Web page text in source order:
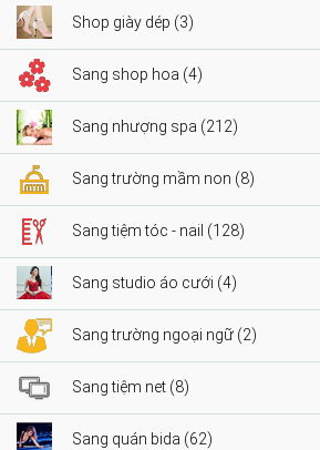
Shop giày dép (3)
Sang shop hoa (4)
Sang nhượng spa (212)
Sang trường mầm non (8)
Sang tiệm tóc - nail (128)
Sang studio áo cưới (4)
Sang trường ngoại ngữ (2)
Sang tiệm net (8)
Sang quán bida (62)